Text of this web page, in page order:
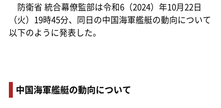
防衛省 統合幕僚監部は令和6（2024）年10月22日
（火）19時45分、同日の中国海軍艦艇の動向について
以下のように発表した。
中国海軍艦艇の動向について